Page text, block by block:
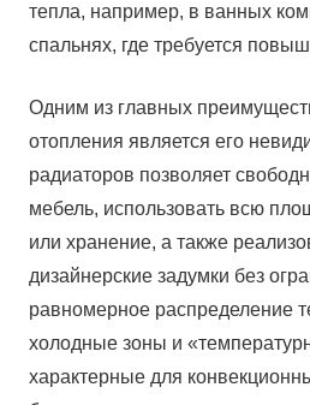
тепла, например, в ванных
спальнях, где требуется
Одним из главных
отопления является его
радиаторов позволяет
мебель, использовать всю
или хранение, а также
дизайнерские задумки без
равномерное распределение
холодные зоны и
характерные для